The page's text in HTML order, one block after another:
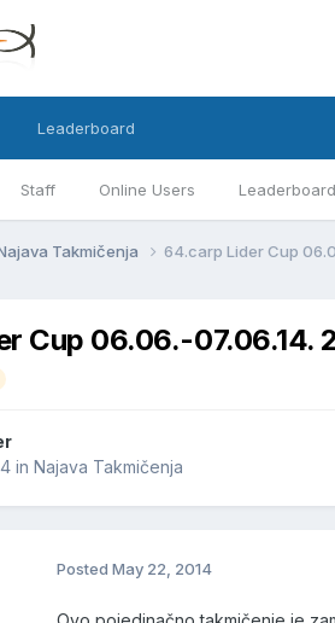
Staff Online Users Leaderboard
Leaderboard
Takmičenja 64.carp Lider Cup
Cup 06.06.-07.06.14.
in Najava Takmičenja
Posted May 22, 2014